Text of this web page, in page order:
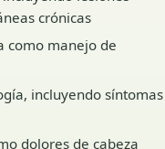
crónicas
como manejo de
incluyendo síntomas
dolores de cabeza